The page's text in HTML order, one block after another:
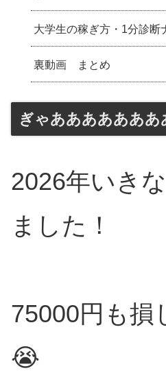
大学生の稼ぎ方・1分診断
裏動画 まとめ
ぎゃあああああああ
2026年いき
ました！
75000円も損
😭